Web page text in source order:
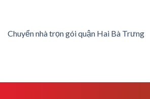
Chuyển nhà trọn gói quận Hai Bà Trưng